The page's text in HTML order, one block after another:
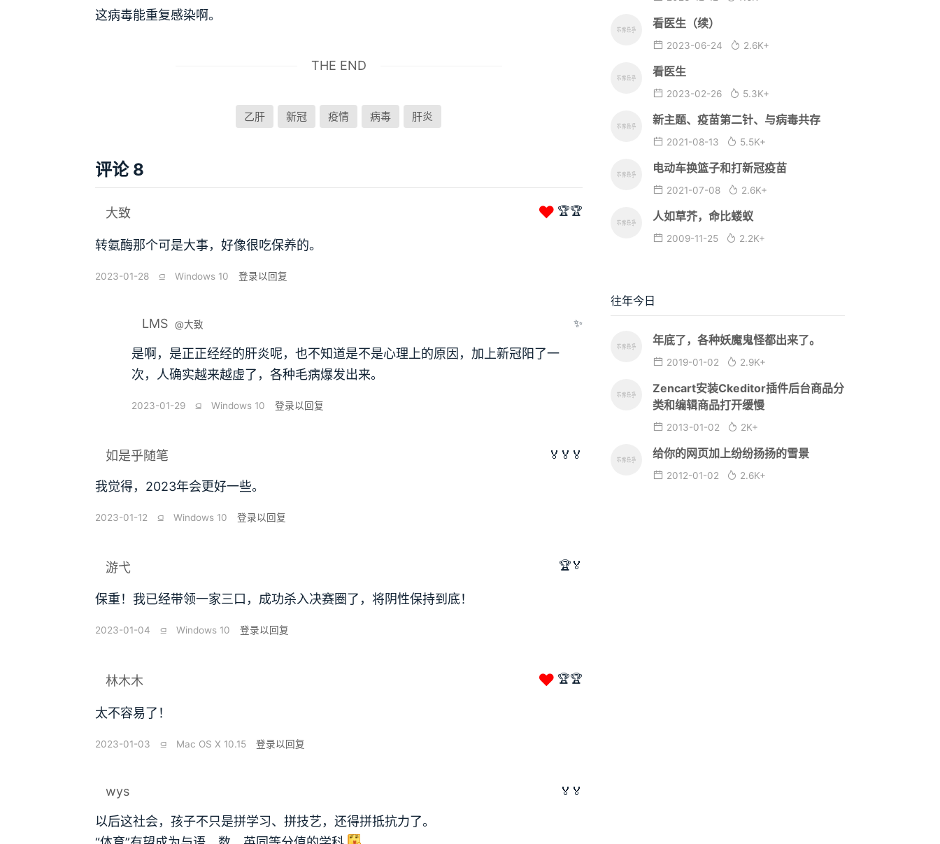
这病毒能重复感染啊。
THE END
乙肝 新冠 疫情 病毒 肝炎
评论 8
大致 ❤ 🏆🏆
转氨酶那个可是大事，好像很吃保养的。
2023-01-28 ⫑ Windows 10 登录以回复
LMS @大致 ✨
是啊，是正正经经的肝炎呢，也不知道是不是心理上的原因，加上新冠阳了一
次，人确实越来越虚了，各种毛病爆发出来。
2023-01-29 ⫑ Windows 10 登录以回复
如是乎随笔 🏅🏅🏅
我觉得，2023年会更好一些。
2023-01-12 ⫑ Windows 10 登录以回复
游弋 🏆🏅
保重！我已经带领一家三口，成功杀入决赛圈了，将阴性保持到底！
2023-01-04 ⫑ Windows 10 登录以回复
林木木 ❤ 🏆🏆
太不容易了！
2023-01-03 ⫑ Mac OS X 10.15 登录以回复
wys 🏅🏅
以后这社会，孩子不只是拼学习、拼技艺，还得拼抵抗力了。
看医生（续）
2023-06-24 2.6K+
看医生
2023-02-26 5.3K+
新主题、疫苗第二针、与病毒共存
2021-08-13 5.5K+
电动车换篮子和打新冠疫苗
2021-07-08 2.6K+
人如草芥，命比蝼蚁
2009-11-25 2.2K+
往年今日
年底了，各种妖魔鬼怪都出来了。
2019-01-02 2.9K+
Zencart安装Ckeditor插件后台商品分
类和编辑商品打开缓慢
2013-01-02 2K+
给你的网页加上纷纷扬扬的雪景
2012-01-02 2.6K+